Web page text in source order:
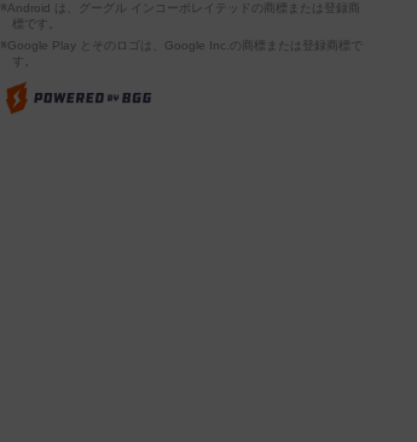
※Android は、グーグル インコーポレイテッドの商標または登録商
標です。
※Google Play とそのロゴは、Google Inc.の商標または登録商標で
す。